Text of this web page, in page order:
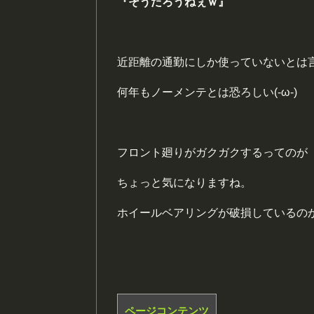
近距離の通勤にしか使っていないとは
何年もノーメンテとは恐ろしい(-ω-)
フロント廻りがガクガクするってのが
ちょっと気になりますね。
ホイールベアリングが破損しているの
ページコンテンツ